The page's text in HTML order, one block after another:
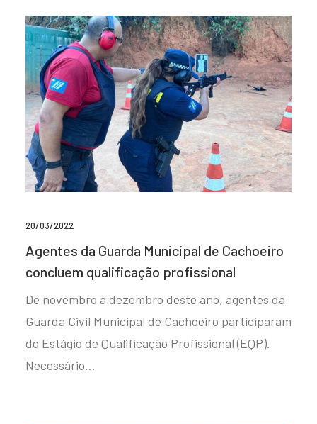
20/03/2022
Agentes da Guarda Municipal de Cachoeiro
concluem qualificação profissional
De novembro a dezembro deste ano, agentes da
Guarda Civil Municipal de Cachoeiro participaram
do Estágio de Qualificação Profissional (EQP).
Necessário…